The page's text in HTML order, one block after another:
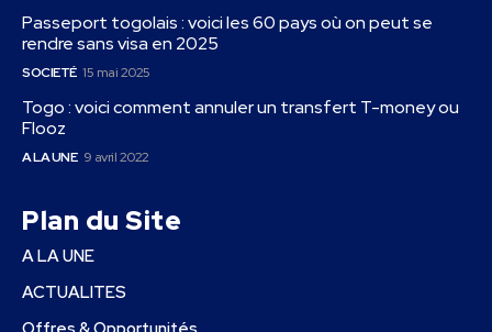
Passeport togolais : voici les 60 pays où on peut se
rendre sans visa en 2025
SOCIETÉ 15 mai 2025
Togo : voici comment annuler un transfert T-money ou
Flooz
A LA UNE 9 avril 2022
Plan du Site
A LA UNE
ACTUALITES